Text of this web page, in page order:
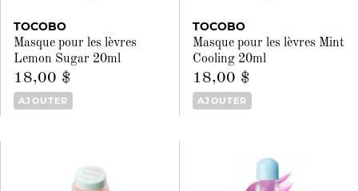
TOCOBO
Masque pour les lèvres
Lemon Sugar 20ml
18,00 $
AJOUTER
TOCOBO
Masque pour les lèvres Mint
Cooling 20ml
18,00 $
AJOUTER